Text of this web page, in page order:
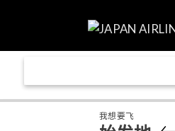
我想要飞